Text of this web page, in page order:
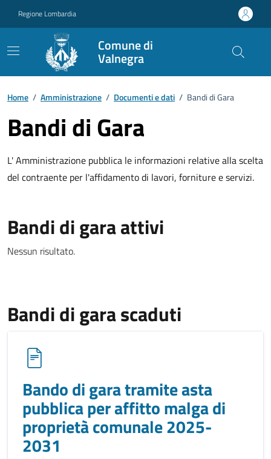
Regione Lombardia
Comune di
Valnegra
Home / Amministrazione / Documenti e dati / Bandi di Gara
Bandi di Gara
L' Amministrazione pubblica le informazioni relative alla scelta
del contraente per l'affidamento di lavori, forniture e servizi.
Bandi di gara attivi
Nessun risultato.
Bandi di gara scaduti
Bando di gara tramite asta
pubblica per affitto malga di
proprietà comunale 2025-
2031